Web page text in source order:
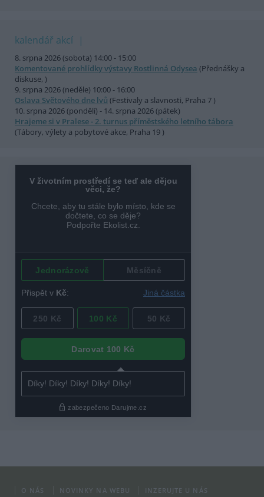
kalendář akcí
8. srpna 2026 (sobota) 14:00 - 15:00
Komentované prohlídky výstavy Rostlinná Odysea (Přednášky a
diskuse, )
9. srpna 2026 (neděle) 10:00 - 16:00
Oslava Světového dne lvů (Festivaly a slavnosti, Praha 7 )
10. srpna 2026 (pondělí) - 14. srpna 2026 (pátek)
Hrajeme si v Pralese - 2. turnus příměstského letního tábora
(Tábory, výlety a pobytové akce, Praha 19 )
O NÁS NOVINKY NA WEBU INZERUJTE U NÁS